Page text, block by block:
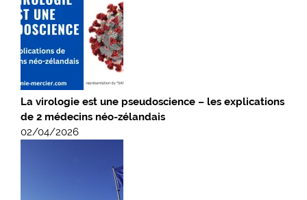
La virologie est une pseudoscience – les explications
de 2 médecins néo-zélandais
02/04/2026